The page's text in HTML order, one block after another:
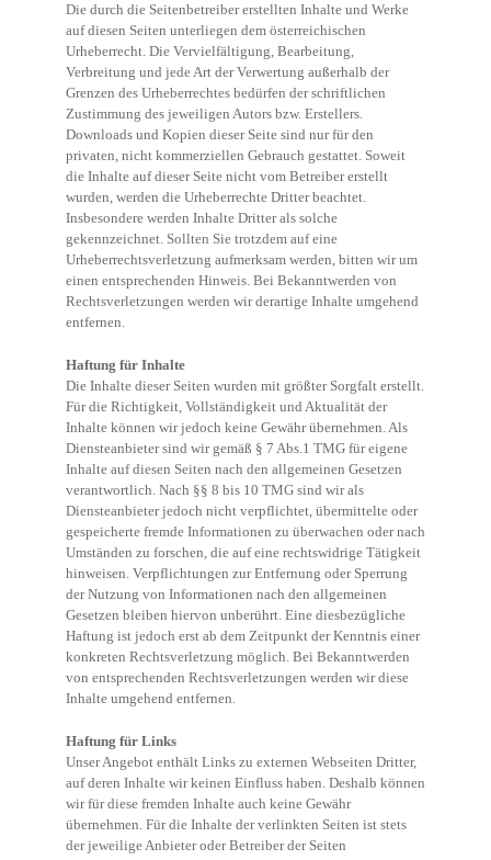
Die durch die Seitenbetreiber erstellten Inhalte und Werke
auf diesen Seiten unterliegen dem österreichischen
Urheberrecht. Die Vervielfältigung, Bearbeitung,
Verbreitung und jede Art der Verwertung außerhalb der
Grenzen des Urheberrechtes bedürfen der schriftlichen
Zustimmung des jeweiligen Autors bzw. Erstellers.
Downloads und Kopien dieser Seite sind nur für den
privaten, nicht kommerziellen Gebrauch gestattet. Soweit
die Inhalte auf dieser Seite nicht vom Betreiber erstellt
wurden, werden die Urheberrechte Dritter beachtet.
Insbesondere werden Inhalte Dritter als solche
gekennzeichnet. Sollten Sie trotzdem auf eine
Urheberrechtsverletzung aufmerksam werden, bitten wir um
einen entsprechenden Hinweis. Bei Bekanntwerden von
Rechtsverletzungen werden wir derartige Inhalte umgehend
entfernen.
Haftung für Inhalte
Die Inhalte dieser Seiten wurden mit größter Sorgfalt erstellt.
Für die Richtigkeit, Vollständigkeit und Aktualität der
Inhalte können wir jedoch keine Gewähr übernehmen. Als
Diensteanbieter sind wir gemäß § 7 Abs.1 TMG für eigene
Inhalte auf diesen Seiten nach den allgemeinen Gesetzen
verantwortlich. Nach §§ 8 bis 10 TMG sind wir als
Diensteanbieter jedoch nicht verpflichtet, übermittelte oder
gespeicherte fremde Informationen zu überwachen oder nach
Umständen zu forschen, die auf eine rechtswidrige Tätigkeit
hinweisen. Verpflichtungen zur Entfernung oder Sperrung
der Nutzung von Informationen nach den allgemeinen
Gesetzen bleiben hiervon unberührt. Eine diesbezügliche
Haftung ist jedoch erst ab dem Zeitpunkt der Kenntnis einer
konkreten Rechtsverletzung möglich. Bei Bekanntwerden
von entsprechenden Rechtsverletzungen werden wir diese
Inhalte umgehend entfernen.
Haftung für Links
Unser Angebot enthält Links zu externen Webseiten Dritter,
auf deren Inhalte wir keinen Einfluss haben. Deshalb können
wir für diese fremden Inhalte auch keine Gewähr
übernehmen. Für die Inhalte der verlinkten Seiten ist stets
der jeweilige Anbieter oder Betreiber der Seiten